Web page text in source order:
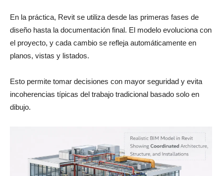
En la práctica, Revit se utiliza desde las primeras fases de
diseño hasta la documentación final. El modelo evoluciona con
el proyecto, y cada cambio se refleja automáticamente en
planos, vistas y listados.
Esto permite tomar decisiones con mayor seguridad y evita
incoherencias típicas del trabajo tradicional basado solo en
dibujo.